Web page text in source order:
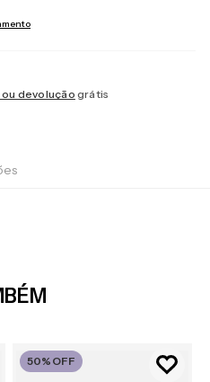
devolução grátis
50% OFF